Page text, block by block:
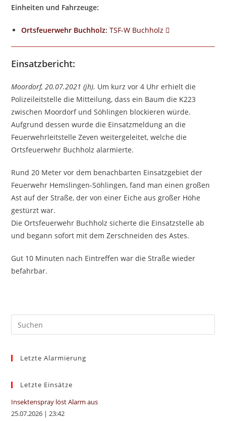
Einheiten und Fahrzeuge:
Ortsfeuerwehr Buchholz: TSF-W Buchholz
Einsatzbericht:
Moordorf, 20.07.2021 (jh). Um kurz vor 4 Uhr erhielt die
Polizeileitstelle die Mitteilung, dass ein Baum die K223
zwischen Moordorf und Söhlingen blockieren würde.
Aufgrund dessen wurde die Einsatzmeldung an die
Feuerwehrleitstelle Zeven weitergeleitet, welche die
Ortsfeuerwehr Buchholz alarmierte.
Rund 20 Meter vor dem benachbarten Einsatzgebiet der
Feuerwehr Hemslingen-Söhlingen, fand man einen großen
Ast auf der Straße, der von einer Eiche aus großer Höhe
gestürzt war.
Die Ortsfeuerwehr Buchholz sicherte die Einsatzstelle ab
und begann sofort mit dem Zerschneiden des Astes.
Gut 10 Minuten nach Eintreffen war die Straße wieder
befahrbar.
Letzte Alarmierung
Letzte Einsätze
Insektenspray löst Alarm aus
25.07.2026 |23:42